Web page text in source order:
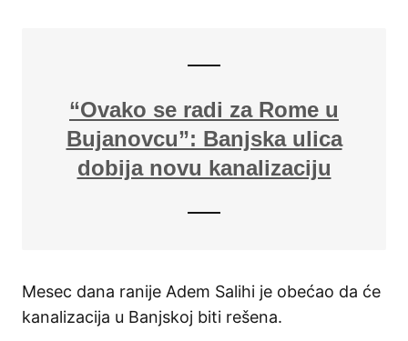
“Ovako se radi za Rome u
Bujanovcu”: Banjska ulica
dobija novu kanalizaciju
Mesec dana ranije Adem Salihi je obećao da će
kanalizacija u Banjskoj biti rešena.